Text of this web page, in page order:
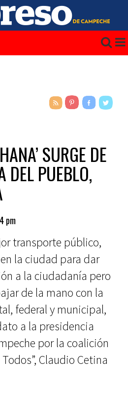
SURGE DE
DEL PUEBLO,
pm
transporte público,
la ciudad para dar
a la ciudadanía pero
de la mano con la
federal y municipal,
a la presidencia
por la coalición
Claudio Cetina